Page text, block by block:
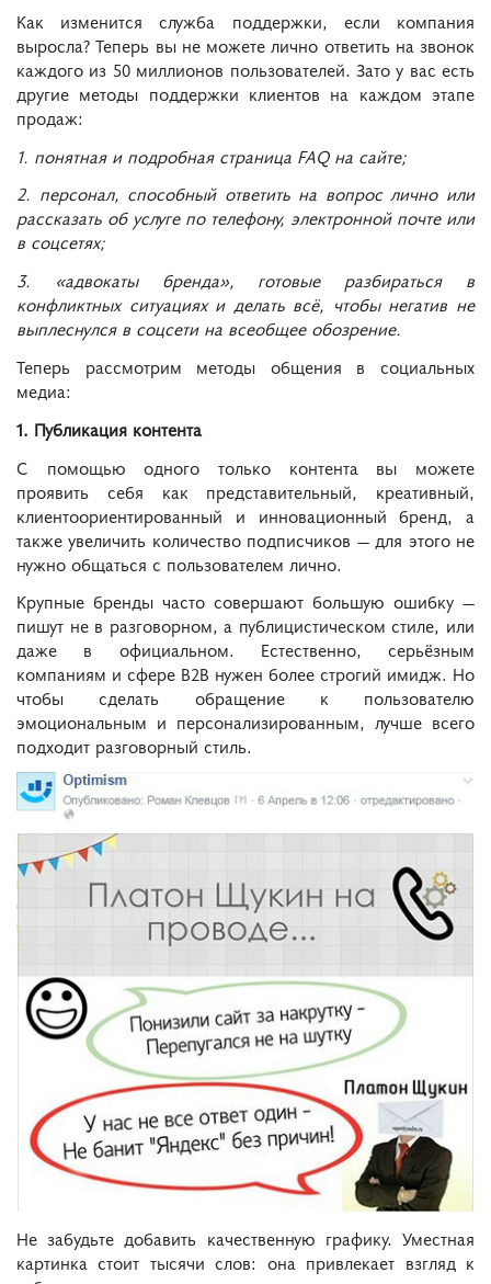
Как изменится служба поддержки, если компания
выросла? Теперь вы не можете лично ответить на звонок
каждого из 50 миллионов пользователей. Зато у вас есть
другие методы поддержки клиентов на каждом этапе
продаж:
1. понятная и подробная страница FAQ на сайте;
2. персонал, способный ответить на вопрос лично или
рассказать об услуге по телефону, электронной почте или
в соцсетях;
3. «адвокаты бренда», готовые разбираться в
конфликтных ситуациях и делать всё, чтобы негатив не
выплеснулся в соцсети на всеобщее обозрение.
Теперь рассмотрим методы общения в социальных
медиа:
1. Публикация контента
С помощью одного только контента вы можете
проявить себя как представительный, креативный,
клиентоориентированный и инновационный бренд, а
также увеличить количество подписчиков — для этого не
нужно общаться с пользователем лично.
Крупные бренды часто совершают большую ошибку —
пишут не в разговорном, а публицистическом стиле, или
даже в официальном. Естественно, серьёзным
компаниям и сфере B2B нужен более строгий имидж. Но
чтобы сделать обращение к пользователю
эмоциональным и персонализированным, лучше всего
подходит разговорный стиль.
Не забудьте добавить качественную графику. Уместная
картинка стоит тысячи слов: она привлекает взгляд к